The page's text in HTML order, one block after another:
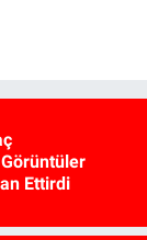
Ettirdi